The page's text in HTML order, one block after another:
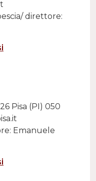
direttore:
Pisa (PI) 050
Emanuele